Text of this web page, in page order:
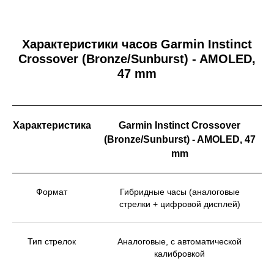
Характеристики часов Garmin Instinct
Crossover (Bronze/Sunburst) - AMOLED,
47 mm
Характеристика
Garmin Instinct Crossover
(Bronze/Sunburst) - AMOLED, 47
mm
Формат
Гибридные часы (аналоговые
стрелки + цифровой дисплей)
Тип стрелок
Аналоговые, с автоматической
калибровкой